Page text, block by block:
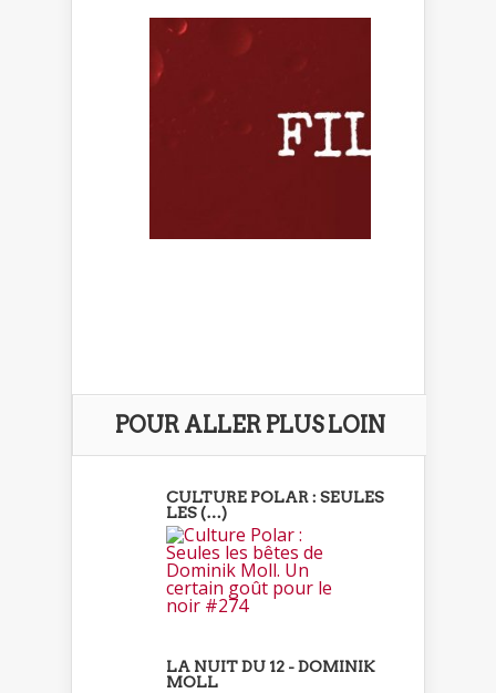
POUR ALLER PLUS LOIN
CULTURE POLAR : SEULES
LES (…)
LA NUIT DU 12 - DOMINIK
MOLL